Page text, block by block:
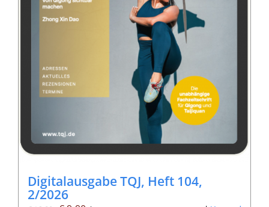
Digitalausgabe TQJ, Heft 104,
2/2026